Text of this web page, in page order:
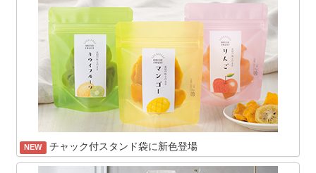
NEW チャック付スタンド袋に新色登場